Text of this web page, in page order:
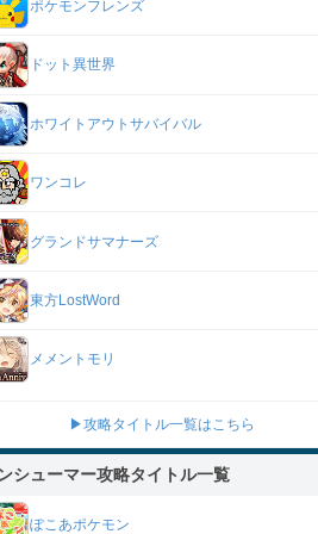
ポケモンフレンズ
ドット異世界
ホワイトアウトサバイバル
ワンコレ
グランドサマナーズ
東方LostWord
メメントモリ
▶攻略タイトル一覧はこちら
シューマー攻略タイトル一覧
ぽこあポケモン